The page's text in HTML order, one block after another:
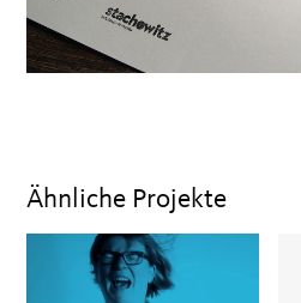
Ähnliche Projekte